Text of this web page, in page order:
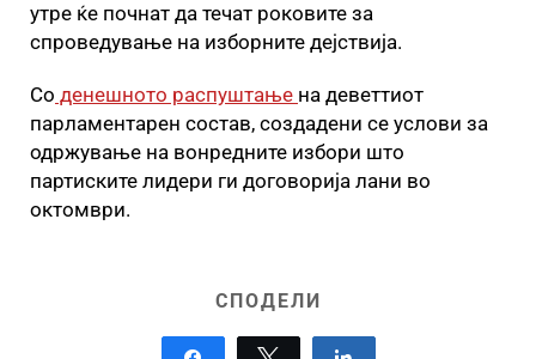
утре ќе почнат да течат роковите за
спроведување на изборните дејствија.
Со денешното распуштање на деветтиот
парламентарен состав, создадени се услови за
одржување на вонредните избори што
партиските лидери ги договорија лани во
октомври.
СПОДЕЛИ